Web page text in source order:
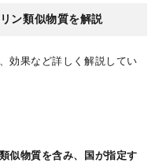
ン類似物質を解説
効果など詳しく解説してい
似物質を含み、国が指定す